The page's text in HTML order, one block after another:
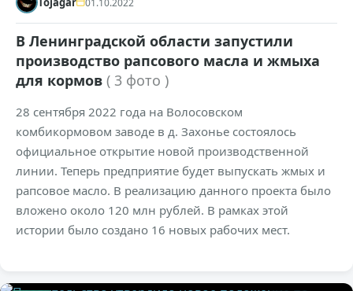
В Ленинградской области запустили
производство рапсового масла и жмыха
для кормов ( 3 фото )
28 сентября 2022 года на Волосовском
комбикормовом заводе в д. Захонье состоялось
официальное открытие новой производственной
линии. Теперь предприятие будет выпускать жмых и
рапсовое масло. В реализацию данного проекта было
вложено около 120 млн рублей. В рамках этой
истории было создано 16 новых рабочих мест.